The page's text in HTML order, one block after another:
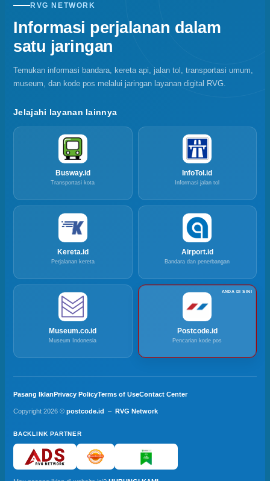
RVG NETWORK
Informasi perjalanan dalam
satu jaringan
Temukan informasi bandara, kereta api, jalan tol, transportasi umum,
museum, dan kode pos melalui jaringan layanan digital RVG.
Jelajahi layanan lainnya
Busway.id
Transportasi kota
InfoTol.id
Informasi jalan tol
Kereta.id
Perjalanan kereta
Airport.id
Bandara dan penerbangan
Museum.co.id
Museum Indonesia
Postcode.id
Pencarian kode pos
Pasang IklanPrivacy PolicyTerms of UseContact Center
Copyright 2026 © postcode.id – RVG Network
BACKLINK PARTNER